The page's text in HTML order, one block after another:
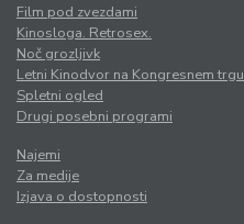
Film pod zvezdami
Kinosloga. Retrosex.
Noč grozljivk
Letni Kinodvor na Kongresnem trgu
Spletni ogled
Drugi posebni programi
Najemi
Za medije
Izjava o dostopnosti